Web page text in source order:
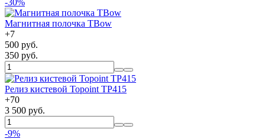
-30%
Магнитная полочка TBow
+7
500 руб.
350 руб.
Релиз кистевой Topoint TP415
+70
3 500 руб.
-9%